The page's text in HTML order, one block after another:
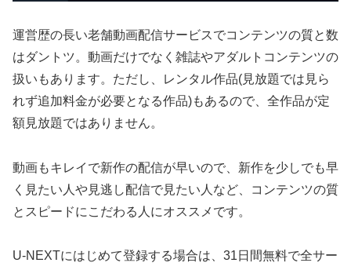
運営歴の長い老舗動画配信サービスでコンテンツの質と数
はダントツ。動画だけでなく雑誌やアダルトコンテンツの
扱いもあります。ただし、レンタル作品(見放題では見ら
れず追加料金が必要となる作品)もあるので、全作品が定
額見放題ではありません。
動画もキレイで新作の配信が早いので、新作を少しでも早
く見たい人や見逃し配信で見たい人など、コンテンツの質
とスピードにこだわる人にオススメです。
U-NEXTにはじめて登録する場合は、31日間無料で全サー